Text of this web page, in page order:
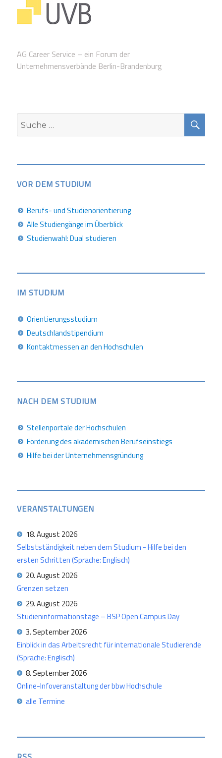
AG Career Service – ein Forum der
Unternehmensverbände Berlin-Brandenburg
Suche
nach:
VOR DEM STUDIUM
Berufs- und Studienorientierung
Alle Studiengänge im Überblick
Studienwahl: Dual studieren
IM STUDIUM
Orientierungsstudium
Deutschlandstipendium
Kontaktmessen an den Hochschulen
NACH DEM STUDIUM
Stellenportale der Hochschulen
Förderung des akademischen Berufseinstiegs
Hilfe bei der Unternehmensgründung
VERANSTALTUNGEN
18. August 2026
Selbstständigkeit neben dem Studium - Hilfe bei den
ersten Schritten (Sprache: Englisch)
20. August 2026
Grenzen setzen
29. August 2026
Studieninformationstage – BSP Open Campus Day
3. September 2026
Einblick in das Arbeitsrecht für internationale Studierende
(Sprache: Englisch)
8. September 2026
Online-Infoveranstaltung der bbw Hochschule
alle Termine